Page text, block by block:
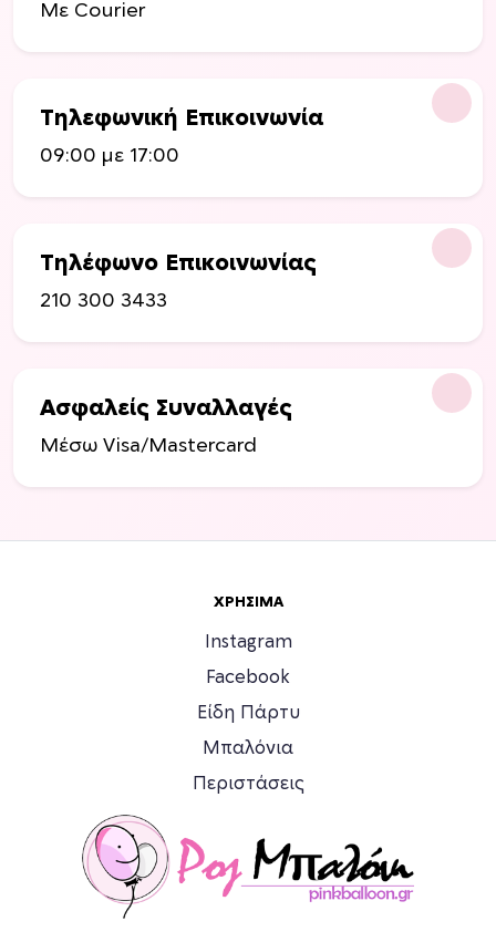
Με Courier
Τηλεφωνική Επικοινωνία
09:00 με 17:00
Τηλέφωνο Επικοινωνίας
210 300 3433
Ασφαλείς Συναλλαγές
Μέσω Visa/Mastercard
ΧΡΉΣΙΜΑ
Instagram
Facebook
Είδη Πάρτυ
Μπαλόνια
Περιστάσεις